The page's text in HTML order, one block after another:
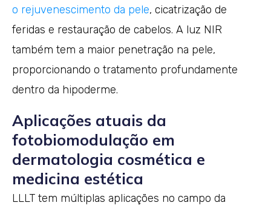
o rejuvenescimento da pele, cicatrização de
feridas e restauração de cabelos. A luz NIR
também tem a maior penetração na pele,
proporcionando o tratamento profundamente
dentro da hipoderme.
Aplicações atuais da
fotobiomodulação em
dermatologia cosmética e
medicina estética
LLLT tem múltiplas aplicações no campo da